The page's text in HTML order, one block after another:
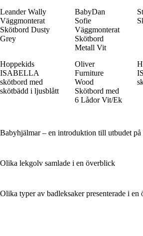
Leander Wally
Väggmonterat
Skötbord Dusty
Grey
BabyDan
Sofie
Väggmonterat
Skötbord
Metall Vit
Hoppekids
ISABELLA
skötbord med
skötbädd i ljusblått
Oliver
Furniture
Wood
Skötbord med
6 Lådor Vit/Ek
Babyhjälmar – en introduktion till utbudet på
Olika lekgolv samlade i en överblick
Olika typer av badleksaker presenterade i en